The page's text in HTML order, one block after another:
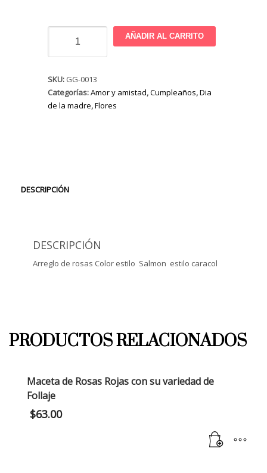
cantidad
AÑADIR AL CARRITO
SKU: GG-0013
Categorías:Amor y amistad,Cumpleaños,Dia
de la madre,Flores
DESCRIPCIÓN
DESCRIPCIÓN
Arreglo de rosas Color estilo Salmon estilo caracol
PRODUCTOS RELACIONADOS
Maceta de Rosas Rojas con su variedad de
Follaje
$63.00